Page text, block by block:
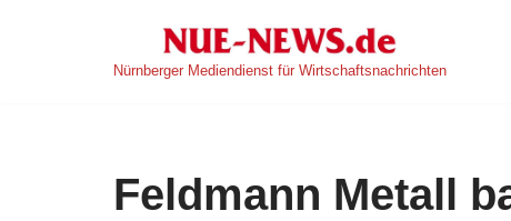
Nürnberger Mediendienst für Wirtschaftsnachrichten
Feldmann Metall